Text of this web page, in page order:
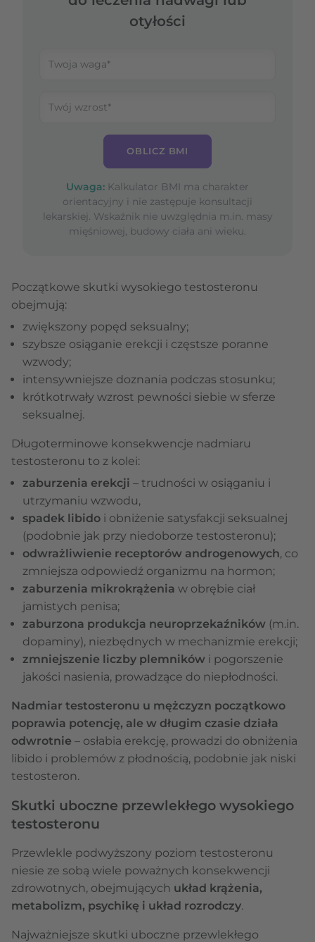
otyłości
OBLICZ BMI
Uwaga: Kalkulator BMI ma charakter
orientacyjny i nie zastępuje konsultacji
lekarskiej. Wskaźnik nie uwzględnia m.in. masy
mięśniowej, budowy ciała ani wieku.
Początkowe skutki wysokiego testosteronu
obejmują:
zwiększony popęd seksualny;
szybsze osiąganie erekcji i częstsze poranne
wzwody;
intensywniejsze doznania podczas stosunku;
krótkotrwały wzrost pewności siebie w sferze
seksualnej.
Długoterminowe konsekwencje nadmiaru
testosteronu to z kolei:
zaburzenia erekcji – trudności w osiąganiu i
utrzymaniu wzwodu,
spadek libido i obniżenie satysfakcji seksualnej
(podobnie jak przy niedoborze testosteronu);
odwrażliwienie receptorów androgenowych, co
zmniejsza odpowiedź organizmu na hormon;
zaburzenia mikrokrążenia w obrębie ciał
jamistych penisa;
zaburzona produkcja neuroprzekaźników (m.in.
dopaminy), niezbędnych w mechanizmie erekcji;
zmniejszenie liczby plemników i pogorszenie
jakości nasienia, prowadzące do niepłodności.
Nadmiar testosteronu u mężczyzn początkowo
poprawia potencję, ale w długim czasie działa
odwrotnie – osłabia erekcję, prowadzi do obniżenia
libido i problemów z płodnością, podobnie jak niski
testosteron.
Skutki uboczne przewlekłego wysokiego
testosteronu
Przewlekle podwyższony poziom testosteronu
niesie ze sobą wiele poważnych konsekwencji
zdrowotnych, obejmujących układ krążenia,
metabolizm, psychikę i układ rozrodczy.
Najważniejsze skutki uboczne przewlekłego